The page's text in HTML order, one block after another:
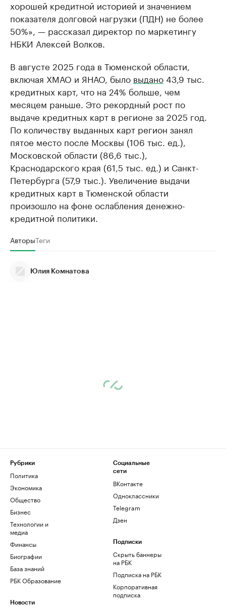
хорошей кредитной историей и значением
показателя долговой нагрузки (ПДН) не более
50%», — рассказал директор по маркетингу
НБКИ Алексей Волков.
В августе 2025 года в Тюменской области,
включая ХМАО и ЯНАО, было выдано43,9 тыс.
кредитных карт, что на 24% больше, чем
месяцем раньше. Это рекордный рост по
выдаче кредитных карт в регионе за 2025 год.
По количеству выданных карт регион занял
пятое место после Москвы (106 тыс. ед.),
Московской области (86,6 тыс.),
Краснодарского края (61,5 тыс. ед.) и Санкт-
Петербурга (57,9 тыс.). Увеличение выдачи
кредитных карт в Тюменской области
произошло на фоне ослабления денежно-
кредитной политики.
АвторыТеги
Юлия Комнатова
Рубрики
Политика
Экономика
Общество
Бизнес
Технологии и
медиа
Финансы
Биографии
База знаний
РБК Образование
Новости
Социальные
сети
ВКонтакте
Одноклассники
Telegram
Дзен
Подписки
Скрыть баннеры
на РБК
Подписка на РБК
Корпоративная
подписка